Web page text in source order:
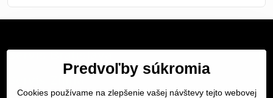
Servis Bratislava
Predvoľby súkromia
Cookies používame na zlepšenie vašej návštevy tejto webovej